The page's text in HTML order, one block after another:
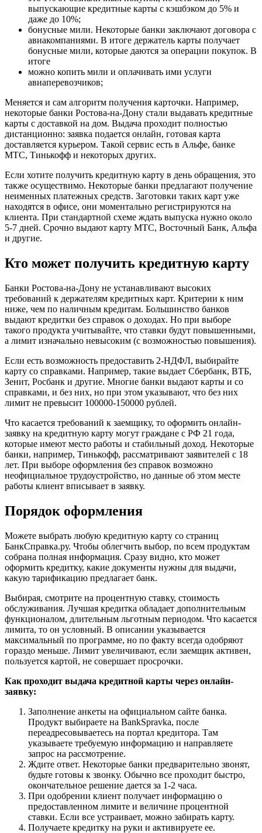
выпускающие кредитные карты с кэшбэком до 5% и
даже до 10%;
бонусные мили. Некоторые банки заключают договора с
авиакомпаниями. В итоге держатель карты получает
бонусные мили, которые даются за операции покупок. В
итоге
можно копить мили и оплачивать ими услуги
авиаперевозчиков;
Меняется и сам алгоритм получения карточки. Например,
некоторые банки Ростова-на-Дону стали выдавать кредитные
карты с доставкой на дом. Выдача проходит полностью
дистанционно: заявка подается онлайн, готовая карта
доставляется курьером. Такой сервис есть в Альфе, банке
МТС, Тинькофф и некоторых других.
Если хотите получить кредитную карту в день обращения, это
также осуществимо. Некоторые банки предлагают получение
неименных платежных средств. Заготовки таких карт уже
находятся в офисе, они моментально регистрируются на
клиента. При стандартной схеме ждать выпуска нужно около
5-7 дней. Срочно выдают карту МТС, Восточный Банк, Альфа
и другие.
Кто может получить кредитную карту
Банки Ростова-на-Дону не устанавливают высоких
требований к держателям кредитных карт. Критерии к ним
ниже, чем по наличным кредитам. Большинство банков
выдают кредитки без справок о доходах. Но при выборе
такого продукта учитывайте, что ставки будут повышенными,
а лимит изначально невысоким (с возможностью повышения).
Если есть возможность предоставить 2-НДФЛ, выбирайте
карту со справками. Например, такие выдает Сбербанк, ВТБ,
Зенит, Росбанк и другие. Многие банки выдают карты и со
справками, и без них, но при этом указывают, что без них
лимит не превысит 100000-150000 рублей.
Что касается требований к заемщику, то оформить онлайн-
заявку на кредитную карту могут граждане с РФ 21 года,
которые имеют место работы и стабильный доход. Некоторые
банки, например, Тинькофф, рассматривают заявителей с 18
лет. При выборе оформления без справок возможно
неофициальное трудоустройство, но данные об этом месте
работы клиент вписывает в заявку.
Порядок оформления
Можете выбрать любую кредитную карту со страниц
БанкСправка.ру. Чтобы облегчить выбор, по всем продуктам
собрана полная информация. Сразу видно, кто может
оформить кредитку, какие документы нужны для выдачи,
какую тарификацию предлагает банк.
Выбирая, смотрите на процентную ставку, стоимость
обслуживания. Лучшая кредитка обладает дополнительным
функционалом, длительным льготным периодом. Что касается
лимита, то он условный. В описании указывается
максимальный по программе, но по факту всегда одобряют
гораздо меньше. Лимит увеличивают, если заемщик активен,
пользуется картой, не совершает просрочки.
Как проходит выдача кредитной карты через онлайн-
заявку:
Заполнение анкеты на официальном сайте банка.
Продукт выбираете на BankSpravka, после
переадресовываетесь на портал кредитора. Там
указываете требуемую информацию и направляете
запрос на рассмотрение.
Ждите ответ. Некоторые банки предварительно звонят,
будьте готовы к звонку. Обычно все проходит быстро,
окончательное решение дается за 1-2 часа.
При одобрении клиент получает информацию о
предоставленном лимите и величине процентной
ставки. Если все устраивает, можно забирать карту.
Получаете кредитку на руки и активируете ее.